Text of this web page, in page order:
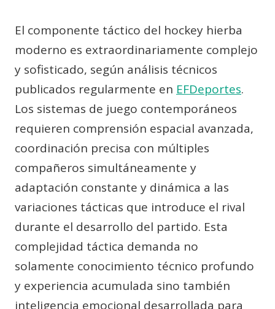
El componente táctico del hockey hierba
moderno es extraordinariamente complejo
y sofisticado, según análisis técnicos
publicados regularmente en EFDeportes.
Los sistemas de juego contemporáneos
requieren comprensión espacial avanzada,
coordinación precisa con múltiples
compañeros simultáneamente y
adaptación constante y dinámica a las
variaciones tácticas que introduce el rival
durante el desarrollo del partido. Esta
complejidad táctica demanda no
solamente conocimiento técnico profundo
y experiencia acumulada sino también
inteligencia emocional desarrollada para